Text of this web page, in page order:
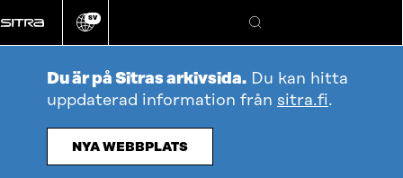
direkt
till
Ändra
språk
SV
Sök
Du är på Sitras arkivsida. Du kan hitta
uppdaterad information från sitra.fi.
NYA WEBBPLATS